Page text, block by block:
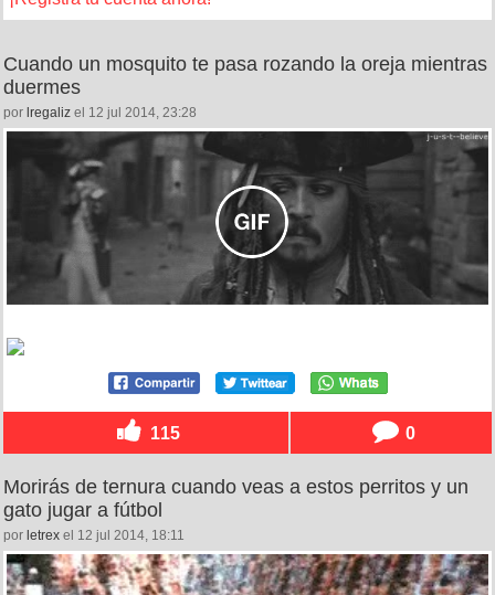
Cuando un mosquito te pasa rozando la oreja mientras
duermes
por lregaliz el 12 jul 2014, 23:28
115 0
Morirás de ternura cuando veas a estos perritos y un
gato jugar a fútbol
por letrex el 12 jul 2014, 18:11